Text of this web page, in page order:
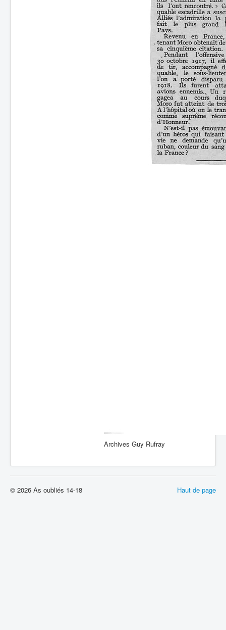
Archives Guy Rufray
Haut de page
© 2026 As oubliés 14-18